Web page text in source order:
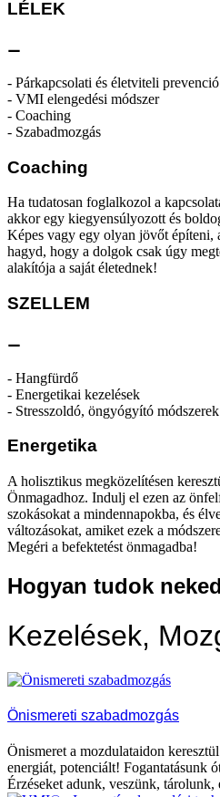
LÉLEK
⚊
- Párkapcsolati és életviteli prevenció
- VMI elengedési módszer
- Coaching
- Szabadmozgás
Coaching
Ha tudatosan foglalkozol a
akkor egy kiegyensúlyozott és
Képes vagy egy olyan jövőt építeni,
hagyd, hogy a dolgok csak úgy
alakítója a saját életednek!
SZELLEM
⚊
- Hangfürdő
- Energetikai kezelések
- Stresszoldó, öngyógyító módszerek
Energetika
A holisztikus megközelítésen
Önmagadhoz. Indulj el ezen az
szokásokat a mindennapokba, és
változásokat, amiket ezek a
Megéri a befektetést önmagadba!
Hogyan tudok
Kezelések,
Önismereti szabadmozgás
Önismeret a mozdulataidon
energiát, potenciált! Fogantatásunk
Érzéseket adunk, veszünk,